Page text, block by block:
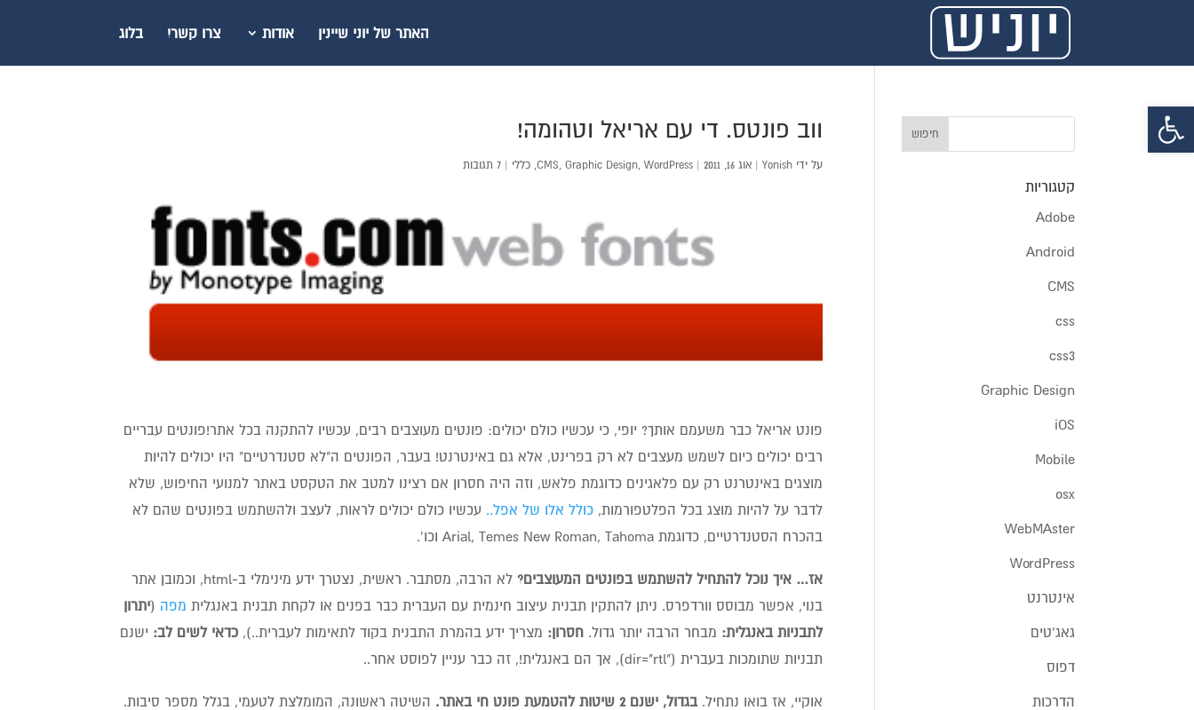
פתח סרגל נגישות
האתר של יוני שיינין אודות צרו קשר! בלוג
ווב פונטס. די עם אריאל וטהומה!
על ידי Yonish
| אוג 16, 2011 |
CMS,Graphic Design,WordPress
, כללי 7 תגובות
פונט אריאל כבר משעמם אותך? יופי, כי עכשיו כולם יכולים: פונטים מעוצבים רבים, עכשיו להתקנה בכל אתר!פונטים עבריים
רבים יכולים כיום לשמש מעצבים לא רק בפרינט, אלא גם באינטרנט! בעבר, הפונטים ה"לא סטנדרטיים" היו יכולים להיות
מוצגים באינטרנט רק עם פלאגינים כדוגמת פלאש, וזה היה חסרון אם רצינו למטב את הטקסט באתר למנועי החיפוש, שלא
לדבר על להיות מוצג בכל הפלטפורמות, כולל אלו של אפל..
עכשיו כולם יכולים לראות, לעצב ולהשתמש בפונטים שהם לא
בהכרח הסטנדרטיים, כדוגמת Arial, Temes New Roman, Tahoma וכו'.
אז… איך נוכל להתחיל להשתמש בפונטים המעוצבים?
לא הרבה, מסתבר. ראשית, נצטרך ידע מינימלי ב-html, וכמובן אתר
בנוי, אפשר מבוסס וורדפרס. ניתן להתקין תבנית עיצוב חינמית עם העברית כבר בפנים או לקחת תבנית באנגלית מפה (יתרון
לתבניות באנגלית: מבחר הרבה יותר גדול. חסרון: מצריך ידע בהמרת התבנית בקוד לתאימות לעברית..), כדאי לשים לב: ישנם
תבניות שתומכות בעברית ("dir="rtl), אך הם באנגלית!, זה כבר עניין לפוסט אחר..
אוקיי, אז בואו נתחיל. בגדול, ישנם 2 שיטות להטמעת פונט חי באתר.
השיטה ראשונה, המומלצת לטעמי, בגלל מספר סיבות.
קטגוריות
Adobe
Android
CMS
css
css3
Graphic Design
iOS
Mobile
osx
WebMAster
WordPress
אינטרנט
גאג'טים
דפוס
הדרכות